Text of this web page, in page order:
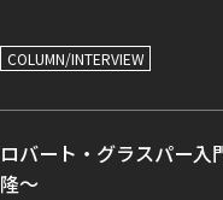
COLUMN/INTERVIEW
ロバート・グラスパー入
隆～